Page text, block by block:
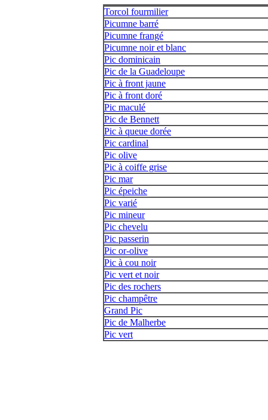
Torcol fourmilier
Picumne barré
Picumne frangé
Picumne noir et blanc
Pic dominicain
Pic de la Guadeloupe
Pic à front jaune
Pic à front doré
Pic maculé
Pic de Bennett
Pic à queue dorée
Pic cardinal
Pic olive
Pic à coiffe grise
Pic mar
Pic épeiche
Pic varié
Pic mineur
Pic chevelu
Pic passerin
Pic or-olive
Pic à cou noir
Pic vert et noir
Pic des rochers
Pic champêtre
Grand Pic
Pic de Malherbe
Pic vert